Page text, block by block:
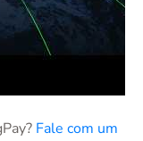
Fale com um